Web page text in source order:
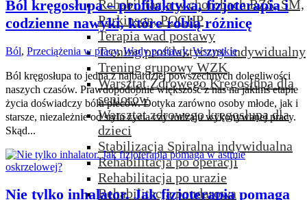
Rehabilitacja w chorobach RZS, SM,
Parkinson, POCHP
Terapia wad postawy
Trening profilaktyczny indywidualny
Trening grupowy WZK
Warsztat Zdrowego Kręgosłupa dla
seniorów
Warsztat zdrowego kręgosłupa dla
dzieci
Stabilizacja Spiralna indywidualna
Rehabilitacja po operacji
Rehabilitacja po urazie
Rehabilitacja poudarowa
Ból kręgosłupa – profilaktyka, fizjoterapia i
codzienne nawyki, które robią różnicę
Ból, Przeciążenia w pracy,Wady postawy,Wszystkie
Ból kręgosłupa to jedna z najbardziej powszechnych dolegliwości
naszych czasów. Prawdopodobnie większość z nas na jakimś etapie
życia doświadczy bólu pleców. Dotyka zarówno osoby młode, jak i
starsze, niezależnie od stylu życia czy rodzaju wykonywanej pracy.
Skąd...
Nie tylko inhalator. Jak fizjoterapia pomaga